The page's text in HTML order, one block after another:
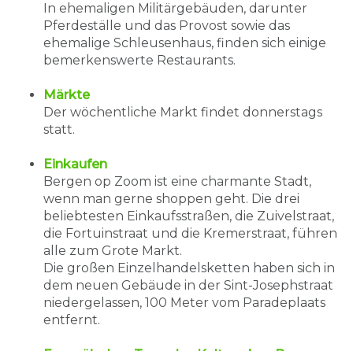
In ehemaligen Militärgebäuden, darunter
Pferdeställe und das Provost sowie das
ehemalige Schleusenhaus, finden sich einige
bemerkenswerte Restaurants.
Märkte
Der wöchentliche Markt findet donnerstags
statt.
Einkaufen
Bergen op Zoom ist eine charmante Stadt,
wenn man gerne shoppen geht. Die drei
beliebtesten Einkaufsstraßen, die Zuivelstraat,
die Fortuinstraat und die Kremerstraat, führen
alle zum Grote Markt.
Die großen Einzelhandelsketten haben sich in
dem neuen Gebäude in der Sint-Josephstraat
niedergelassen, 100 Meter vom Paradeplaats
entfernt.